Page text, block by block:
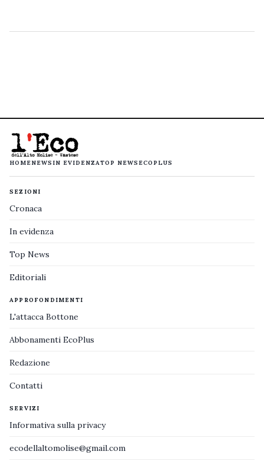
HOMENEWS IN EVIDENZATOP NEWS ECOPLUS
SEZIONI
Cronaca
In evidenza
Top News
Editoriali
APPROFONDIMENTI
L'attacca Bottone
Abbonamenti EcoPlus
Redazione
Contatti
SERVIZI
Informativa sulla privacy
ecodellaltomolise@gmail.com